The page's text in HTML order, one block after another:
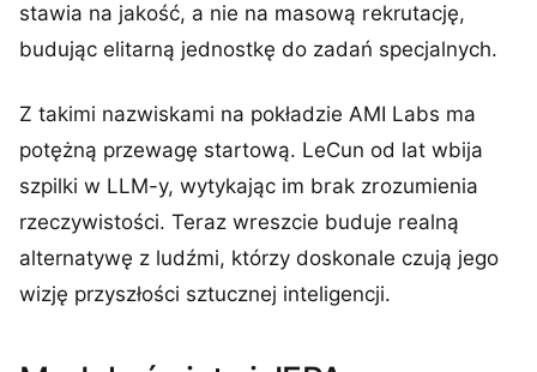
stawia na jakość, a nie na masową rekrutację,
budując elitarną jednostkę do zadań specjalnych.
Z takimi nazwiskami na pokładzie AMI Labs ma
potężną przewagę startową. LeCun od lat wbija
szpilki w LLM-y, wytykając im brak zrozumienia
rzeczywistości. Teraz wreszcie buduje realną
alternatywę z ludźmi, którzy doskonale czują jego
wizję przyszłości sztucznej inteligencji.